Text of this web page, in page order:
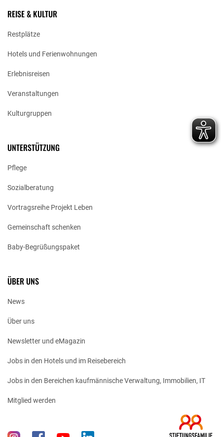
REISE & KULTUR
Restplätze
Hotels und Ferienwohnungen
Erlebnisreisen
Veranstaltungen
Kulturgruppen
UNTERSTÜTZUNG
Pflege
Sozialberatung
Vortragsreihe Projekt Leben
Gemeinschaft schenken
Baby-Begrüßungspaket
ÜBER UNS
News
Über uns
Newsletter und eMagazin
Jobs in den Hotels und im Reisebereich
Jobs in den Bereichen kaufmännische Verwaltung, Immobilien, IT
Mitglied werden